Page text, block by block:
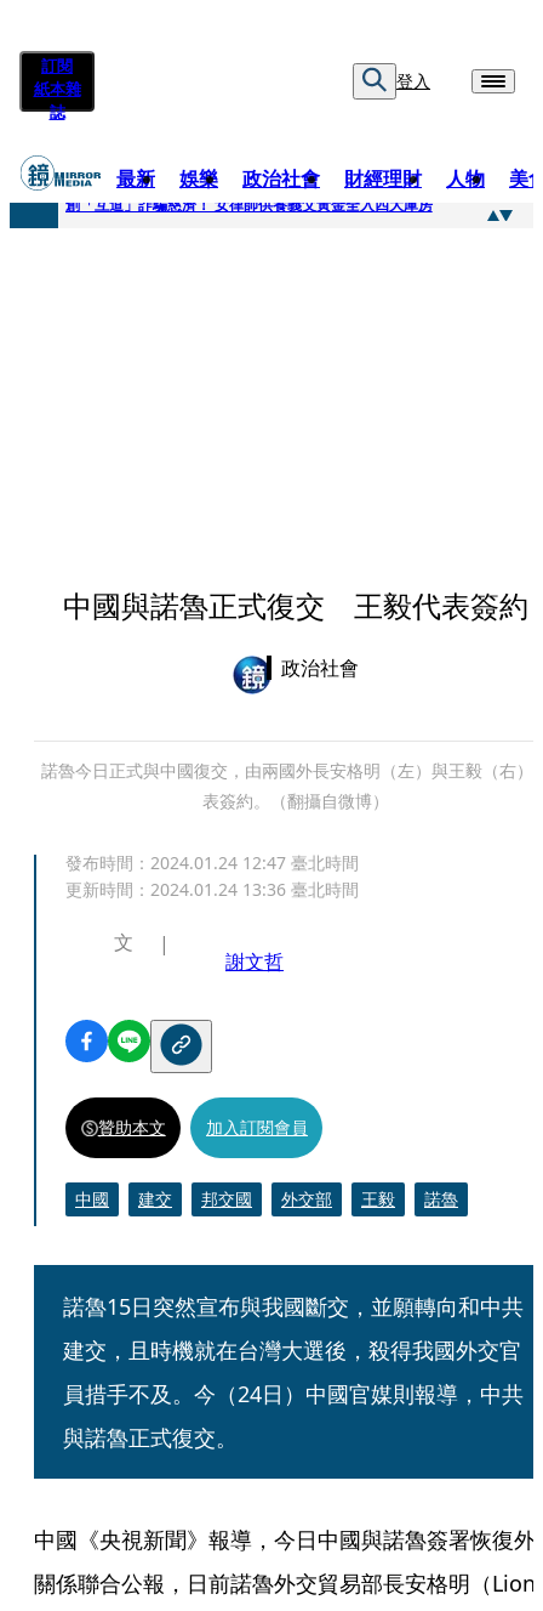
訂閱
紙本雜
誌
登入
最新 娛樂 政治社會 財經理財 人物 美
快訊
創「互道」詐騙慈濟！ 女律師供養義父黃金全入四大庫房
中國與諾魯正式復交 王毅代表簽約
政治社會
諾魯今日正式與中國復交，由兩國外長安格明（左）與王毅（右）
表簽約。（翻攝自微博）
發布時間： 2024.01.24 12:47 臺北時間
更新時間： 2024.01.24 13:36 臺北時間
文
謝文哲
贊助本文 加入訂閱會員
中國 建交 邦交國 外交部 王毅 諾魯
諾魯15日突然宣布與我國斷交，並願轉向和中共
建交，且時機就在台灣大選後，殺得我國外交官
員措手不及。今（24日）中國官媒則報導，中共
與諾魯正式復交。
中國《央視新聞》報導，今日中國與諾魯簽署恢復外
關係聯合公報，日前諾魯外交貿易部長安格明（